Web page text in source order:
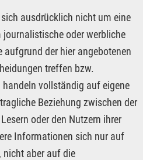
ausdrücklich nicht um eine
oder werbliche
aufgrund der hier angebotenen
treffen bzw.
vollständig auf eigene
Beziehung zwischen der
oder den Nutzern ihrer
Informationen sich nur auf
nicht aber auf die